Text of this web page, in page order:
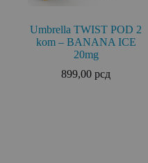
Umbrella TWIST POD 2
kom – BANANA ICE
20mg
899,00рсд